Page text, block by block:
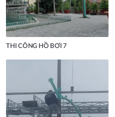
THI CÔNG HỒ BƠI 7